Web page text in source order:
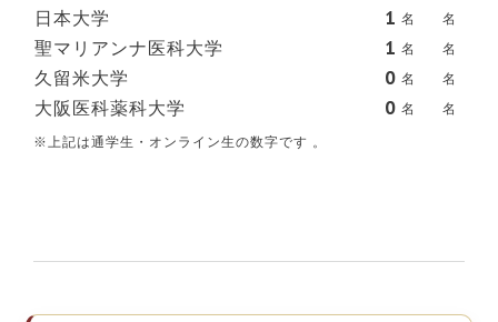
日本大学 1 名 名
聖マリアンナ医科大学 1 名 名
久留米大学 0 名 名
大阪医科薬科大学 0 名 名
※上記は通学生・オンライン生の数字です 。